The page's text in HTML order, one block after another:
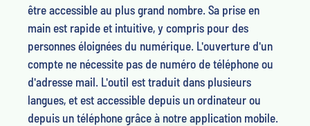
être accessible au plus grand nombre. Sa prise en
main est rapide et intuitive, y compris pour des
personnes éloignées du numérique. L'ouverture d'un
compte ne nécessite pas de numéro de téléphone ou
d'adresse mail. L'outil est traduit dans plusieurs
langues, et est accessible depuis un ordinateur ou
depuis un téléphone grâce à notre application mobile.